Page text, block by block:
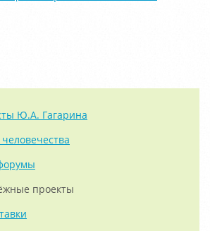
Ю.А. Гагарина
проекты